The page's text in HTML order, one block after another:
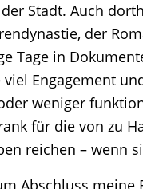
Stadt. Auch
der
Tage in
Engagement
weniger
für die von zu
reichen – wenn
Abschluss